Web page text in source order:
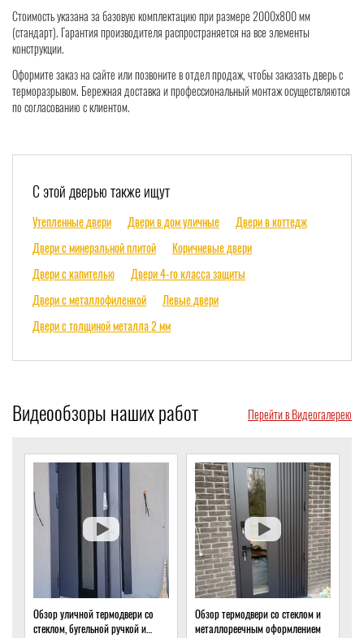
Стоимость указана за базовую комплектацию при размере 2000x800 мм
(стандарт). Гарантия производителя распространяется на все элементы
конструкции.
Оформите заказ на сайте или позвоните в отдел продаж, чтобы заказать дверь с
терморазрывом. Бережная доставка и профессиональный монтаж осуществляются
по согласованию с клиентом.
С этой дверью также ищут
Утепленные двери Двери в дом уличные
Двери в коттедж
Двери с минеральной плитой
Коричневые двери
Двери с капителью
Двери 4-го класса защиты
Двери с металлофиленкой
Левые двери
Двери с толщиной металла 2 мм
Видеообзоры наших работ Перейти в Видеогалерею
Обзор термодвери со стеклом и
металлореечным оформлением
Обзор термодвери с ковкой и
стеклом для подвала частного